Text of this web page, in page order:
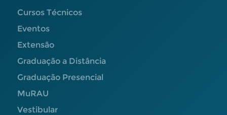
Cursos Técnicos
Eventos
Extensão
Graduação a Distância
Graduação Presencial
MuRAU
Vestibular